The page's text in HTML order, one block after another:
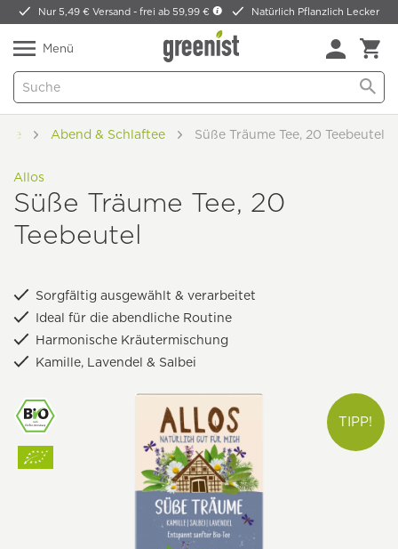
Nur 5,49 € Versand -frei ab 59,99 € Natürlich Pflanzlich Lecker
Menü
Abend & Schlaftee Süße Träume Tee, 20 Teebeutel
Allos
Süße Träume Tee, 20
Teebeutel
Sorgfältig ausgewählt & verarbeitet
Ideal für die abendliche Routine
Harmonische Kräutermischung
Kamille, Lavendel & Salbei
TIPP!